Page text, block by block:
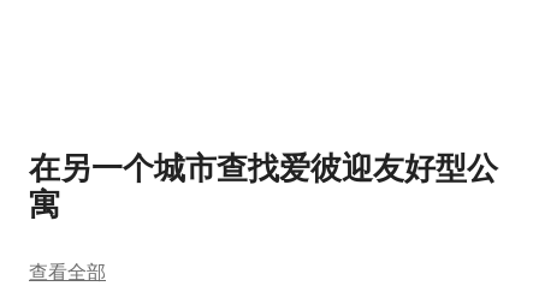
在另一个城市查找爱彼迎友好型公
寓
查看全部